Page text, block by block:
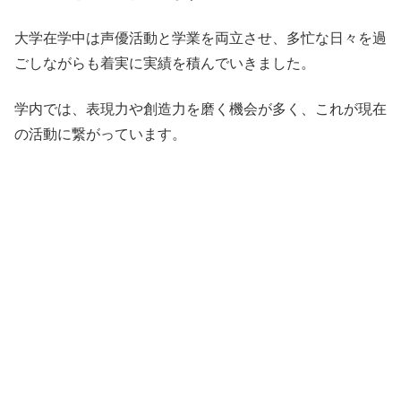
大学在学中は声優活動と学業を両立させ、多忙な日々を過
ごしながらも着実に実績を積んでいきました。
学内では、表現力や創造力を磨く機会が多く、これが現在
の活動に繋がっています。